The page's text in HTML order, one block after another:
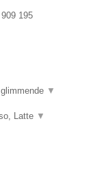
195
▼
Latte ▼